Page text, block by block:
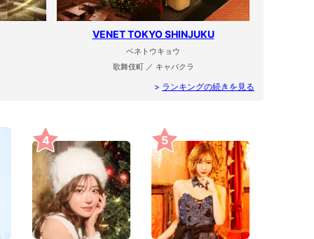
VENET TOKYO SHINJUKU
ベネトウキョウ
歌舞伎町 ／ キャバクラ
> ランキングの続きを見る
4 5